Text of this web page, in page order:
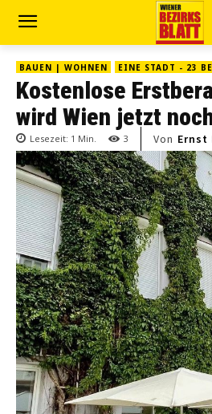
BAUEN | WOHNEN EINE STADT - 23
Kostenlose
wird Wien jetzt
Lesezeit: 1 Min. 3 Von Ernst